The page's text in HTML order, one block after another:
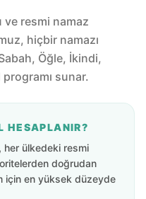
resmi namaz
hiçbir namazı
Öğle, İkindi,
sunar.
HESAPLANIR?
her ülkedeki resmi
doğrudan
için en yüksek düzeyde